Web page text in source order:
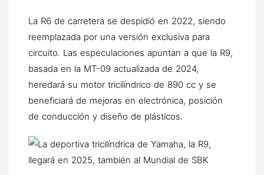
La R6 de carretera se despidió en 2022, siendo
reemplazada por una versión exclusiva para
circuito. Las especulaciones apuntan a que la R9,
basada en la MT-09 actualizada de 2024,
heredará su motor tricilíndrico de 890 cc y se
beneficiará de mejoras en electrónica, posición
de conducción y diseño de plásticos.